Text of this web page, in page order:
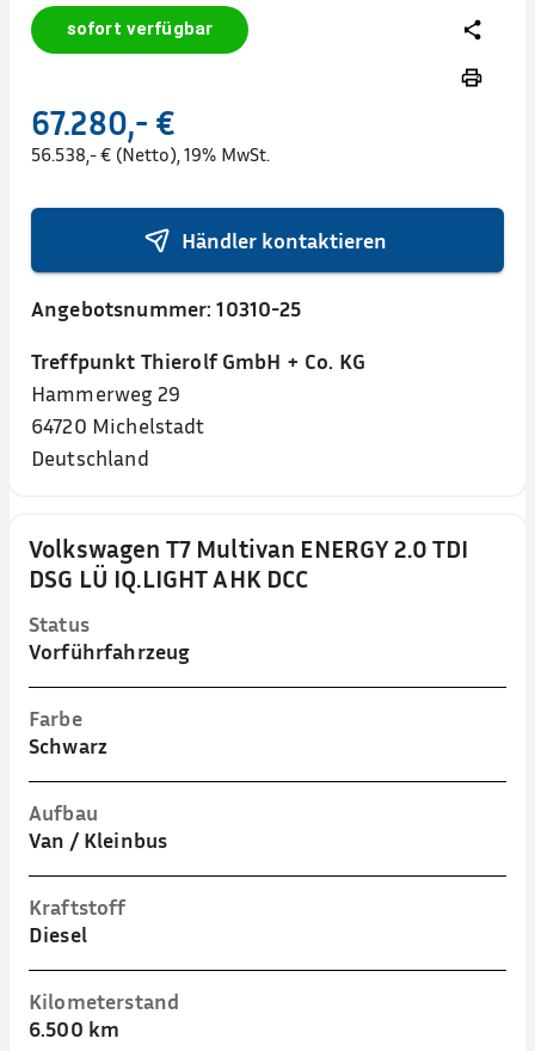
Volkswagen T7 Multivan ENERGY 2.0 TDI
DSG LÜ IQ.LIGHT AHK DCC
Status
Vorführfahrzeug
Farbe
Schwarz
Aufbau
Van / Kleinbus
Kraftstoff
Diesel
Kilometerstand
6.500 km
sofort verfügbar
67.280,- €
56.538,- € (Netto), 19% MwSt.
Händler kontaktieren
Angebotsnummer:10310-25
Treffpunkt Thierolf GmbH + Co. KG
Hammerweg 29
64720 Michelstadt
Deutschland